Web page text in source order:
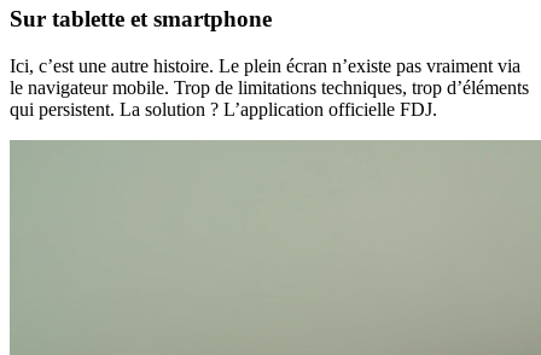
Sur tablette et smartphone
Ici, c’est une autre histoire. Le plein écran n’existe pas vraiment via
le navigateur mobile. Trop de limitations techniques, trop d’éléments
qui persistent. La solution ? L’application officielle FDJ.